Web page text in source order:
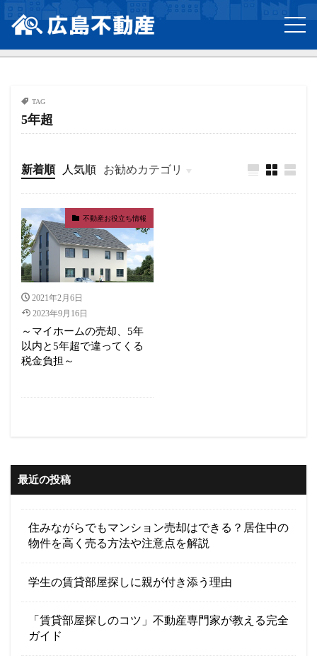
TAG
5年超
新着順 人気順
お勧めカテゴリ
不動産お役立ち情報
2021年2月6日
2023年9月16日
～マイホームの売却、5年
以内と5年超で違ってくる
税金負担～
最近の投稿
住みながらでもマンション売却はできる？居住中の
物件を高く売る方法や注意点を解説
学生の賃貸部屋探しに親が付き添う理由
「賃貸部屋探しのコツ」不動産専門家が教える完全
ガイド